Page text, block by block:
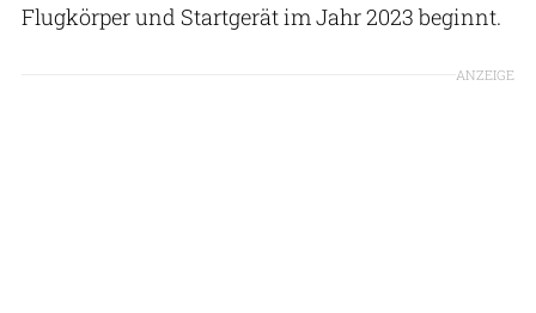
Flugkörper und Startgerät im Jahr 2023 beginnt.
ANZEIGE